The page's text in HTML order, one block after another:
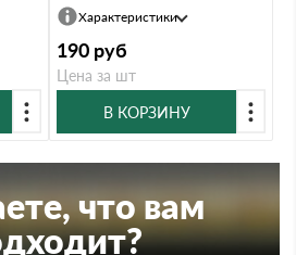
Характеристики
190 руб
Цена за шт
В КОРЗИНУ
что вам